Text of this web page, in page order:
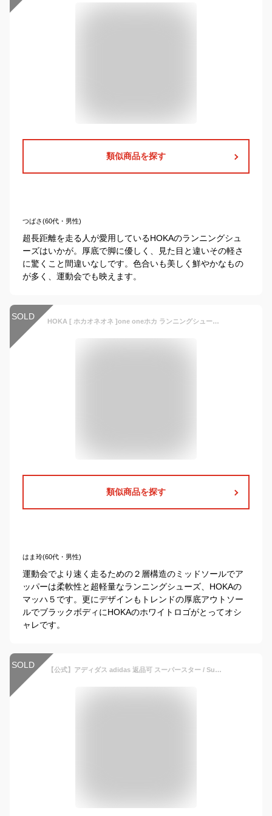
類似商品を探す
つばさ(60代・男性)
超長距離を走る人が愛用しているHOKAのランニングシュ
ーズはいかが。厚底で脚に優しく、見た目と違いその軽さ
に驚くこと間違いなしです。色合いも美しく鮮やかなもの
が多く、運動会でも映えます。
SOLD HOKA [ ホカオネオネ ]one oneホカ ランニングシューズ メンズ レギュラー幅 マッハ 5 M MACH 5 スニーカー 厚底 陸上 スポーツ 1127893-BCSTL ブラック／キャスターロック BLACK/CASTLEROCK 9.5D (27.5cm) [並行輸入品]
類似商品を探す
はま玲(60代・男性)
運動会でより速く走るための２層構造のミッドソールでア
ッパーは柔軟性と超軽量なランニングシューズ、HOKAの
マッハ５です。更にデザインもトレンドの厚底アウトソー
ルでブラックボディにHOKAのホワイトロゴがとってオシ
ャレです。
SOLD 【公式】アディダス adidas 返品可 スーパースター / Superstar オリジナルス メンズ レディース シューズ・靴 スニーカー 黒 ブラック EG4959 bksk ローカット MAOR